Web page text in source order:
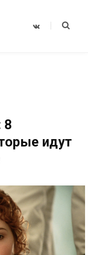
V
8
идут